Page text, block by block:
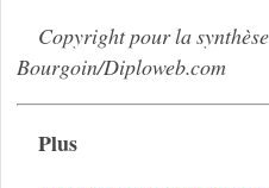
Copyright pour la
Bourgoin/Diploweb.com
Plus